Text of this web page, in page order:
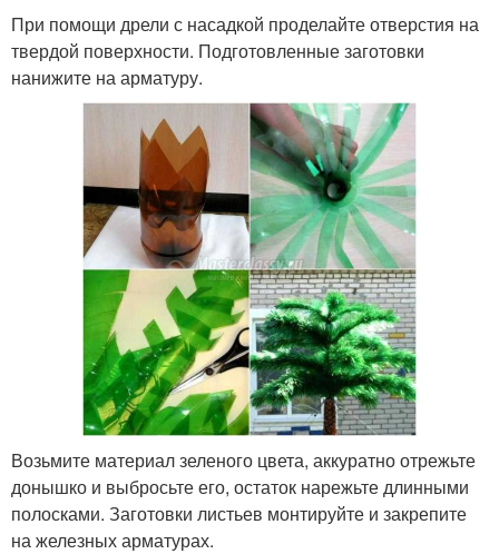
При помощи дрели с насадкой проделайте отверстия на
твердой поверхности. Подготовленные заготовки
нанижите на арматуру.
Возьмите материал зеленого цвета, аккуратно отрежьте
донышко и выбросьте его, остаток нарежьте длинными
полосками. Заготовки листьев монтируйте и закрепите
на железных арматурах.